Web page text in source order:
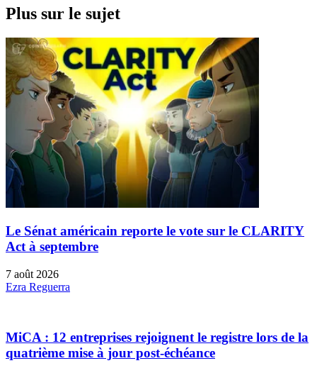
Plus sur le sujet
Le Sénat américain reporte le vote sur le CLARITY
Act à septembre
7 août 2026
Ezra Reguerra
MiCA : 12 entreprises rejoignent le registre lors de la
quatrième mise à jour post-échéance